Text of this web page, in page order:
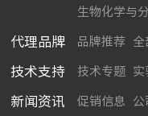
生物化学与
代理品牌 品牌推荐 全
技术支持 技术专题 实
新闻资讯 促销信息 公